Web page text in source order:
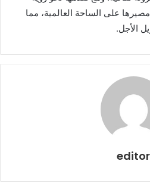
على الساحة العالمية، مما
الأجل.
editor